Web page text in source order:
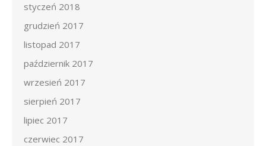
styczeń 2018
grudzień 2017
listopad 2017
październik 2017
wrzesień 2017
sierpień 2017
lipiec 2017
czerwiec 2017